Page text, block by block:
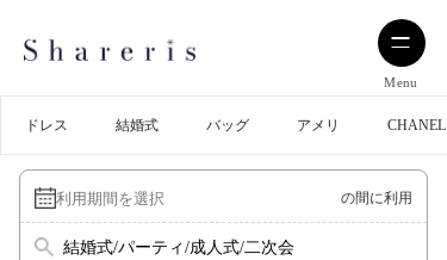
Menu
ドレス 結婚式 バッグ アメリ CHANEL
の間に利用
結婚式/パーティ/成人式/二次会